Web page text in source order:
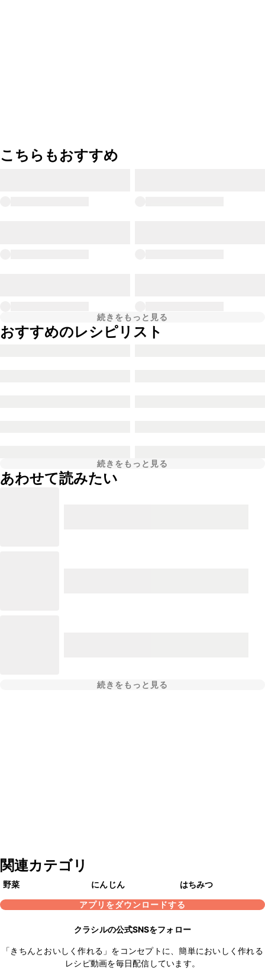
こちらもおすすめ
続きをもっと見る
おすすめのレシピリスト
続きをもっと見る
あわせて読みたい
続きをもっと見る
関連カテゴリ
野菜 にんじん
はちみつ
アプリをダウンロードする
クラシルの公式SNSをフォロー
「きちんとおいしく作れる」をコンセプトに、簡単においしく作れる
レシピ動画を毎日配信しています。